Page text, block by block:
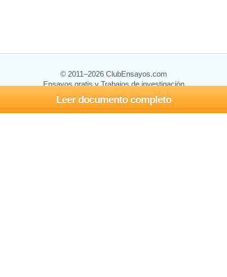
Leer documento completo
© 2011–2026 ClubEnsayos.com
Ensayos gratis y Trabajos de investigación